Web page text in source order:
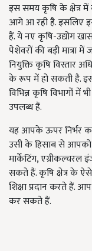
इस समय कृषि के क्षेत्र में
आगे आ रही है. इसलिए
हैं. ये नए कृषि-उद्योग
पेशेवरों की बड़ी मात्रा
नियुक्ति कृषि विस्तार
के रूप में हो सकती है.
विभिन्न कृषि विभागों
उपलब्ध हैं.
यह आपके ऊपर निर्भर
उसी के हिसाब से आपको
मार्केटिंग, एग्रीकल्चरल
सकते हैं. कृषि क्षेत्र के
शिक्षा प्रदान करते हैं.
कर सकते हैं.